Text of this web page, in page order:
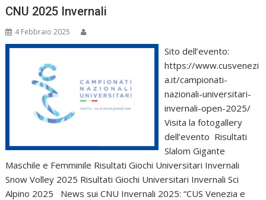
CNU 2025 Invernali
4 Febbraio 2025
Sito dell’evento:
https://www.cusvenezi
a.it/campionati-
nazionali-universitari-
invernali-open-2025/
Visita la fotogallery
dell’evento Risultati
Slalom Gigante
Maschile e Femminile Risultati Giochi Universitari Invernali
Snow Volley 2025 Risultati Giochi Universitari Invernali Sci
Alpino 2025 News sui CNU Invernali 2025: “CUS Venezia e